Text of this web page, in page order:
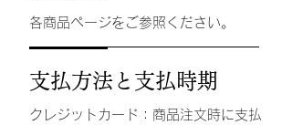
各商品ページをご参照ください。
支払方法と支払時期
クレジットカード：商品注文時に支払